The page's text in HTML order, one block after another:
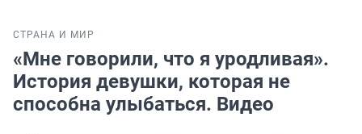
СТРАНА И МИР
«Мне говорили, что я уродливая».
История девушки, которая не
способна улыбаться. Видео